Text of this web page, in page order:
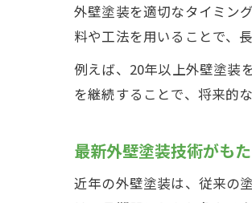
外壁塗装を適切なタイミン
料や工法を用いることで、
例えば、20年以上外壁塗装
を継続することで、将来的
最新外壁塗装技術がも
近年の外壁塗装は、従来の